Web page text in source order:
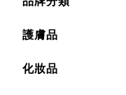
護膚品
化妝品